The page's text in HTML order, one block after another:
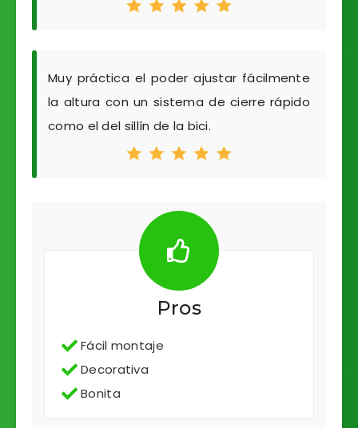
Muy práctica el poder ajustar fácilmente
la altura con un sistema de cierre rápido
como el del sillín de la bici.
Pros
Fácil montaje
Decorativa
Bonita